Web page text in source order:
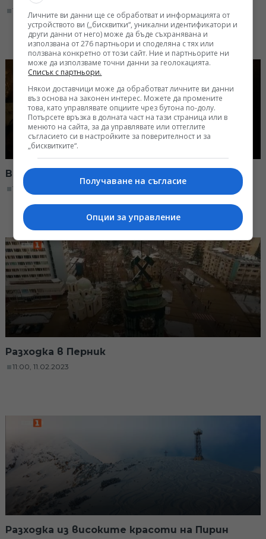
11:00, 25.02.2023
В лабиринтите на пещера Духлата
11:00, 18.02.2023
Разходка в Перник
11:00, 11.02.2023
Разходка из високите красоти на Пирин
Личните ви данни ще се обработват и информацията от
устройството ви („бисквитки“, уникални идентификатори и
други данни от него) може да бъде съхранявана и
използвана от 276 партньори и споделяна с тях или
ползвана конкретно от този сайт. Ние и партньорите ни
може да използваме точни данни за геолокацията.
Списък с партньори.
Някои доставчици може да обработват личните ви данни
въз основа на законен интерес. Можете да промените
това, като управлявате опциите чрез бутона по-долу.
Потърсете връзка в долната част на тази страница или в
менюто на сайта, за да управлявате или оттеглите
съгласието си в настройките за поверителност и за
„бисквитките“.
Получаване на съгласие
Опции за управление